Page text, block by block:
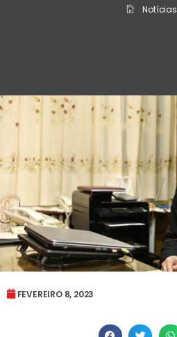
Notícias
FEVEREIRO 8, 2023